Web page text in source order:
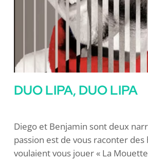
DUO LIPA, DUO LIPA
Diego et Benjamin sont deux
passion est de vous raconter des
voulaient vous jouer « La Mouette